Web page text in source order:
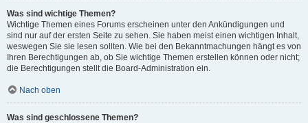
Was sind wichtige Themen?
Wichtige Themen eines Forums erscheinen unter den Ankündigungen und
sind nur auf der ersten Seite zu sehen. Sie haben meist einen wichtigen Inhalt,
weswegen Sie sie lesen sollten. Wie bei den Bekanntmachungen hängt es von
Ihren Berechtigungen ab, ob Sie wichtige Themen erstellen können oder nicht;
die Berechtigungen stellt die Board-Administration ein.
Nach oben
Was sind geschlossene Themen?